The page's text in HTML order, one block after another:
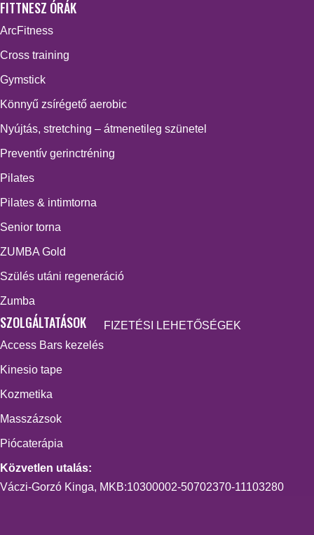
FITTNESZ ÓRÁK
ArcFitness
Cross training
Gymstick
Könnyű zsírégető aerobic
Nyújtás, stretching – átmenetileg szünetel
Preventív gerinctréning
Pilates
Pilates & intimtorna
Senior torna
ZUMBA Gold
Szülés utáni regeneráció
Zumba
SZOLGÁLTATÁSOK
Access Bars kezelés
Kinesio tape
Kozmetika
Masszázsok
Piócaterápia
FIZETÉSI LEHETŐSÉGEK
Közvetlen utalás:
Váczi-Gorzó Kinga, MKB:10300002-50702370-11103280